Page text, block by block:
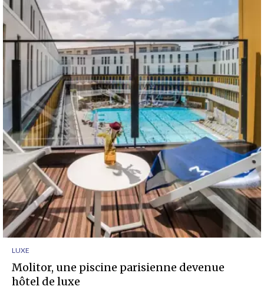
LUXE
Molitor, une piscine parisienne devenue
hôtel de luxe